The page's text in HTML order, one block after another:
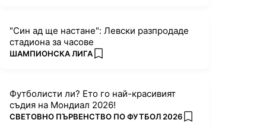
"Син ад ще настане": Левски разпродаде
стадиона за часове
ПОВЕЧЕ ОТ
ШАМПИОНСКА ЛИГА add favorites
Футболисти ли? Ето го най-красивият
съдия на Мондиал 2026!
ПОВЕЧЕ ОТ
СВЕТОВНО ПЪРВЕНСТВО ПО ФУТБОЛ 2026 add favorites